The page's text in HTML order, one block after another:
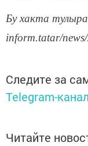
Бу хакта
inform.tatar/
Следите за
Telegram-
Читайте